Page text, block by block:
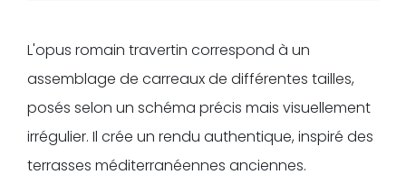
L'opus romain travertin correspond à un
assemblage de carreaux de différentes tailles,
posés selon un schéma précis mais visuellement
irrégulier. Il crée un rendu authentique, inspiré des
terrasses méditerranéennes anciennes.